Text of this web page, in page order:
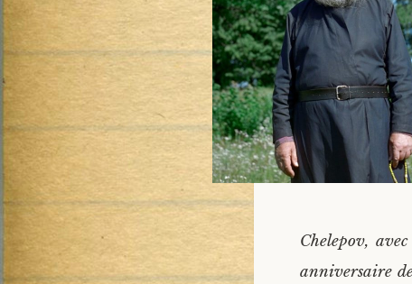
Chelepov,
anniversaire